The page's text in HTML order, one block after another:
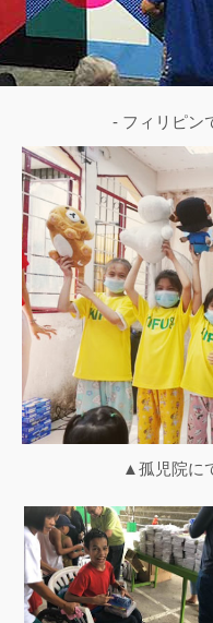
- フィリピン
▲孤児院に